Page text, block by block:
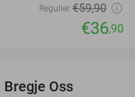
Regulier €59,90
€36,90
Oss